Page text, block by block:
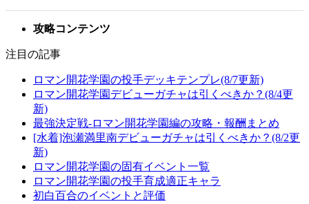
攻略コンテンツ
注目の記事
ロマン開花学園の投手デッキテンプレ(8/7更新)
ロマン開花学園デビューガチャは引くべきか？(8/4更
新)
最強決定戦-ロマン開花学園編の攻略・報酬まとめ
[水着]泡瀬満里南デビューガチャは引くべきか？(8/2更
新)
ロマン開花学園の固有イベント一覧
ロマン開花学園の投手育成適正キャラ
初白百合のイベントと評価